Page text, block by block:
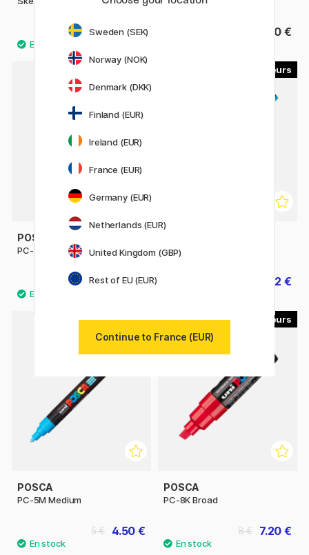
9.80 € 6.50 €
POSCA
PC-1MC Extra-fine
4 €
PC-3M Fine
4.32 €
56
POSCA
PC-5M Medium
4.50 €
5 €
POSCA
PC-8K Broad
7.20 €
8 €
Sweden (SEK)
Norway (NOK)
Denmark (DKK)
Finland (EUR)
Ireland (EUR)
France (EUR)
Germany (EUR)
Netherlands (EUR)
United Kingdom (GBP)
Rest of EU (EUR)
Continue to France (EUR)